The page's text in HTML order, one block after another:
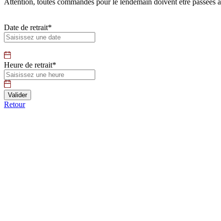
Date de retrait*
Heure de retrait*
Retour